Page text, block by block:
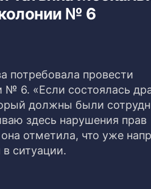
№ 6
потребовала провести
№ 6. «Если состоялась
должны были
здесь нарушения прав
отметила, что уже
ситуации.